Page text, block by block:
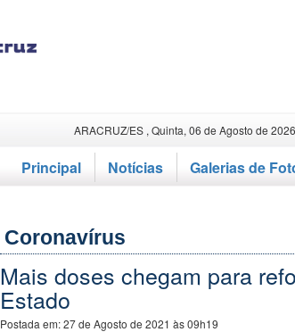
ARACRUZ/ES , Quinta, 06 de Agosto de 2026
Principal Notícias Galerias de
Coronavírus
Mais doses chegam para
Estado
Postada em:27 de Agosto de 2021 às 09h19